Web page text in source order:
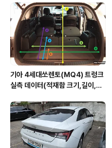
기아 4세대쏘렌토(MQ4) 트렁크
실측 데이터(적재함 크기,길이,높